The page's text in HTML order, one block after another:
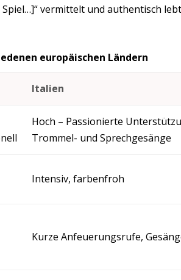
vermittelt und authentisch
europäischen Ländern
Italien
Hoch – Passionierte
Trommel- und Sprechgesänge
Intensiv, farbenfroh
Kurze Anfeuerungsrufe,